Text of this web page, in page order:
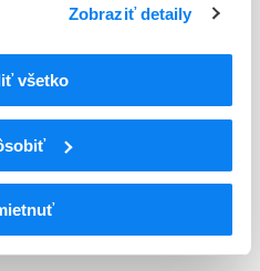
Zobraziť detaily
všetko
A VÍRUSOVÝM
NA SYSTÉMOVÉ POUŽITIE
SYSTÉMOVÉ POUŽITIE